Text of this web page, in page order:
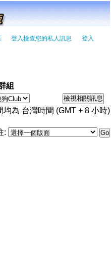
登入檢查您的私人訊息 登入
組
均為 台灣時間 (GMT + 8 小時)
: